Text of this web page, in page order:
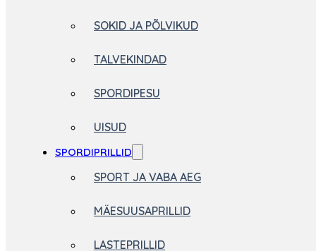
SOKID JA PÕLVIKUD
TALVEKINDAD
SPORDIPESU
UISUD
SPORDIPRILLID
SPORT JA VABA AEG
MÄESUUSAPRILLID
LASTEPRILLID